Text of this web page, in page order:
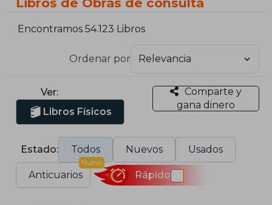
Encontramos 54.123 Libros
Ordenar por
Ver:
Libros Físicos
Comparte y
gana dinero
Estado: Todos Nuevos Usados
Anticuarios
Nuevo
Rápido